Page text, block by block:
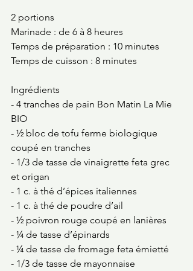
2 portions
Marinade : de 6 à 8 heures
Temps de préparation : 10 minutes
Temps de cuisson : 8 minutes
Ingrédients
- 4 tranches de pain Bon Matin La Mie
BIO
- ½ bloc de tofu ferme biologique
coupé en tranches
- 1/3 de tasse de vinaigrette feta grec
et origan
- 1 c. à thé d’épices italiennes
- 1 c. à thé de poudre d’ail
- ½ poivron rouge coupé en lanières
- ¼ de tasse d’épinards
- ¼ de tasse de fromage feta émietté
- 1/3 de tasse de mayonnaise